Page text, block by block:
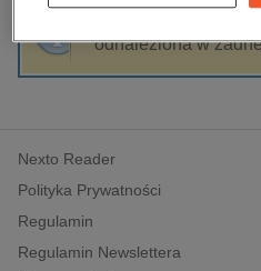
edukacja
hobby, sport, rozrywka
komputery, internet,
polityka, społeczno-
psychologiczne
inne
popularno-naukowe
odnaleziona w
Nexto Reader
Polityka Prywatności
Regulamin
Regulamin Newslettera